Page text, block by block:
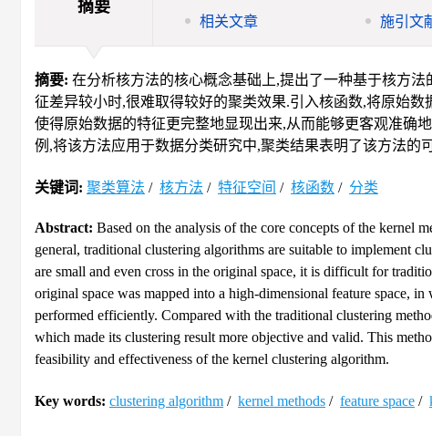
摘要
相关文章
施引文
摘要: 在分析核方法的核心概念基础上,提出了一种基于核方
征差异较小时,很难取得较好的聚类效果.引入核函数,将原始
使得原始数据的特征更完整地显现出来,从而能够更客观准确
例,将该方法应用于数据分类研究中,聚类结果表明了该方法
关键词: 聚类算法 / 核方法 / 特征空间 / 核函数 / 分类
Abstract: Based on the analysis of the core concepts of the kernel
general, traditional clustering algorithms are suitable to implement
are small and even cross in the original space, it is difficult for
original space was mapped into a high-dimensional feature space,
performed efficiently. Compared with the traditional clustering
which made its clustering result more objective and valid. This
feasibility and effectiveness of the kernel clustering algorithm.
Key words: clustering algorithm / kernel methods / feature space /